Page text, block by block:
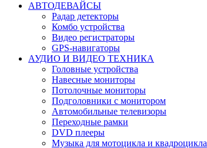
АВТОДЕВАЙСЫ
Радар детекторы
Комбо устройства
Видео регистраторы
GPS-навигаторы
АУДИО И ВИДЕО ТЕХНИКА
Головные устройства
Навесные мониторы
Потолочные мониторы
Подголовники с монитором
Автомобильные телевизоры
Переходные рамки
DVD плееры
Музыка для мотоцикла и квадроцикла